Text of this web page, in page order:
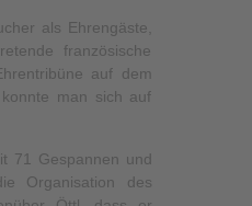
als Ehrengäste,
französische
auf dem
man sich auf
71 Gespannen und
Organisation des